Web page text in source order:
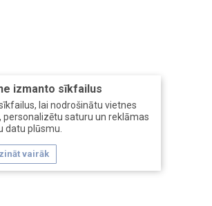
izmanto sīkfailus
lai nodrošinātu vietnes
saturu un reklāmas
datu plūsmu.
vairāk